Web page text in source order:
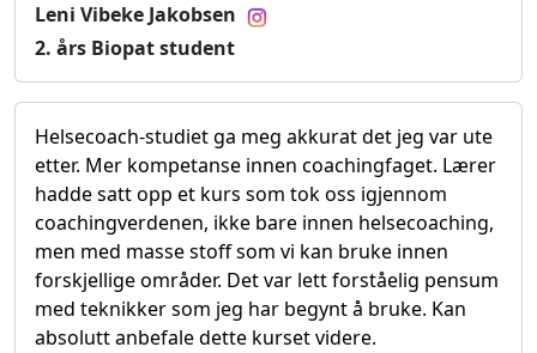
Leni Vibeke Jakobsen
2. års Biopat student
Helsecoach-studiet ga meg akkurat det jeg var ute
etter. Mer kompetanse innen coachingfaget. Lærer
hadde satt opp et kurs som tok oss igjennom
coachingverdenen, ikke bare innen helsecoaching,
men med masse stoff som vi kan bruke innen
forskjellige områder. Det var lett forståelig pensum
med teknikker som jeg har begynt å bruke. Kan
absolutt anbefale dette kurset videre.